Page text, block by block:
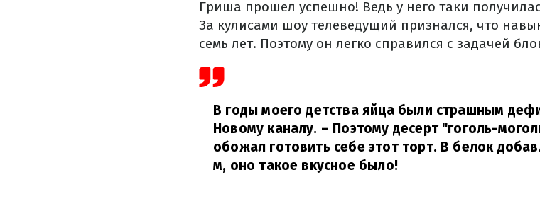
Гриша прошел успешно! Ведь у него таки
За кулисами шоу телеведущий признался, что
семь лет. Поэтому он легко справился с задачей
В годы моего детства яйца были страшным
Новому каналу. – Поэтому десерт "гоголь-
обожал готовить себе этот торт. В белок
м, оно такое вкусное было!